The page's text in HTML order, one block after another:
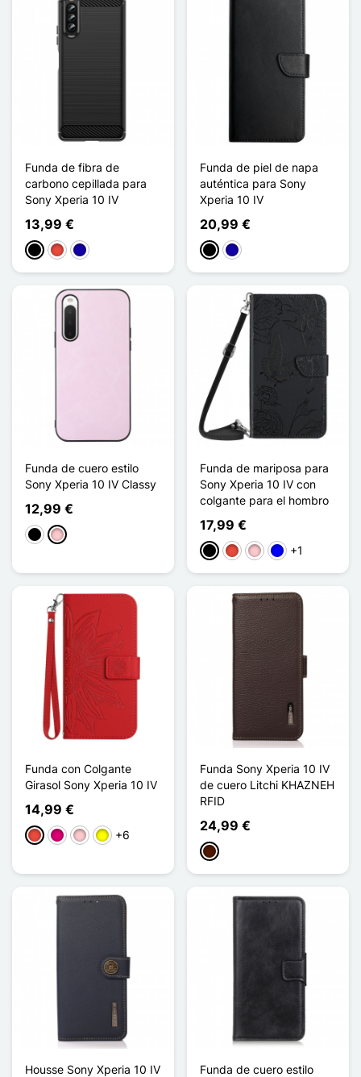
Funda de fibra de
carbono cepillada para
Sony Xperia 10 IV
13,99 €
NegroRojoAzul oscuro
Funda de piel de napa
auténtica para Sony
Xperia 10 IV
20,99 €
NegroAzul oscuro
Funda de cuero estilo
Sony Xperia 10 IV Classy
12,99 €
NegroRosa
Funda de mariposa para
Sony Xperia 10 IV con
colgante para el hombro
17,99 €
NegroRojoRosaAzul+1
Funda con Colgante
Girasol Sony Xperia 10 IV
14,99 €
RojoMagenta
RosaAmarillo
+6
Funda Sony Xperia 10 IV
de cuero Litchi KHAZNEH
RFID
24,99 €
Marrón oscuro
Housse Sony Xperia 10 IV
Funda de cuero estilo